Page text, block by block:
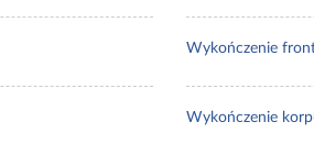
Wykończenie
Wykończenie